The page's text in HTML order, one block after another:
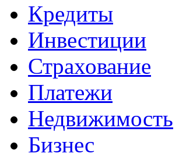
Кредиты
Инвестиции
Страхование
Платежи
Недвижимость
Бизнес